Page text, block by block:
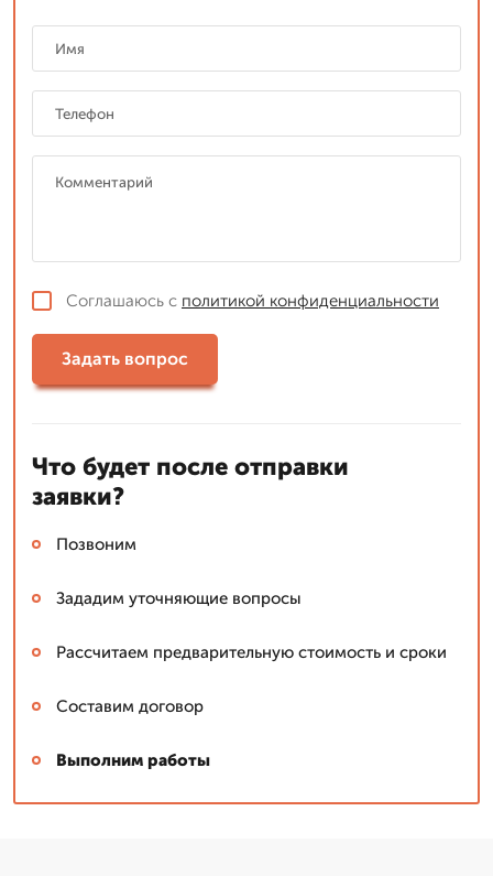
Соглашаюсь с политикой конфиденциальности
Задать вопрос
Что будет после отправки
заявки?
Позвоним
Зададим уточняющие вопросы
Рассчитаем предварительную стоимость и сроки
Составим договор
Выполним работы